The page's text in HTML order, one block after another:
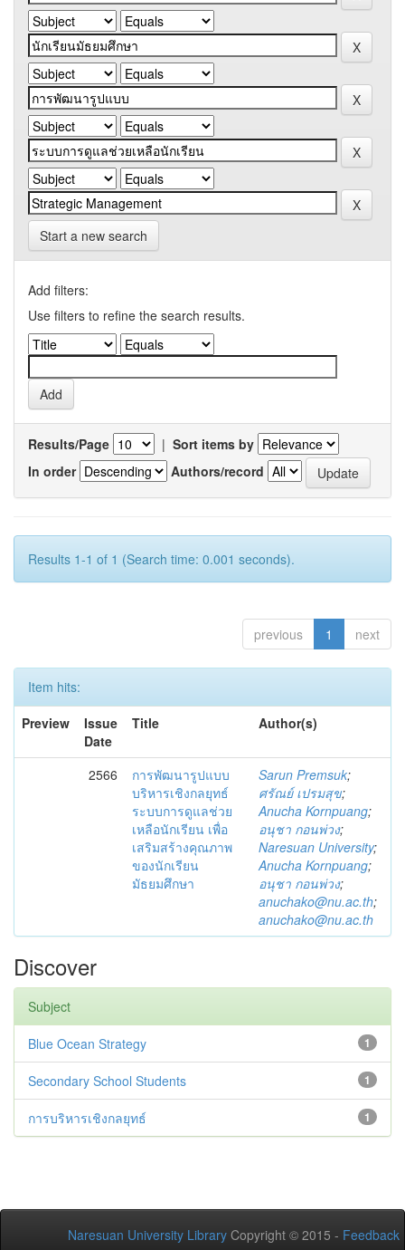
Start a new search
Add filters:
Use filters to refine the search results.
Results/Page | Sort items by
In order
Authors/record
Results 1-1 of 1 (Search time: 0.001 seconds).
previous 1 next
Item hits:
Preview
Issue
Date
Title Author(s)
2566
การพัฒนารูปแบบ
บริหารเชิงกลยุทธ์
ระบบการดูแลช่วย
เหลือนักเรียน เพื่อ
เสริมสร้างคุณภาพ
ของนักเรียน
มัธยมศึกษา
Sarun Premsuk;
ศรัณย์ เปรมสุข;
Anucha Kornpuang;
อนุชา กอนพ่วง;
Naresuan University;
Anucha Kornpuang;
อนุชา กอนพ่วง;
anuchako@nu.ac.th;
anuchako@nu.ac.th
Discover
Subject
1
Blue Ocean Strategy
1
Secondary School Students
1
การบริหารเชิงกลยุทธ์
Naresuan University Library Copyright © 2015 - Feedback